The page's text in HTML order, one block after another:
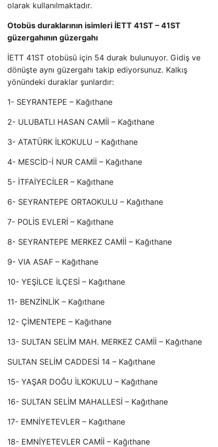
olarak kullanılmaktadır.
Otobüs duraklarının isimleri İETT 41ST – 41ST
güzergahının güzergahı
İETT 41ST otobüsü için 54 durak bulunuyor. Gidiş ve
dönüşte aynı güzergahı takip ediyorsunuz. Kalkış
yönündeki duraklar şunlardır:
1- SEYRANTEPE – Kağıthane
2- ULUBATLI HASAN CAMİİ – Kağıthane
3- ATATÜRK İLKOKULU – Kağıthane
4- MESCİD-İ NUR CAMİİ – Kağıthane
5- İTFAİYECİLER – Kağıthane
6- SEYRANTEPE ORTAOKULU – Kağıthane
7- POLİS EVLERİ – Kağıthane
8- SEYRANTEPE MERKEZ CAMİİ – Kağıthane
9- VIA ASAF – Kağıthane
10- YEŞİLCE İLÇESİ – Kağıthane
11- BENZİNLİK – Kağıthane
12- ÇİMENTEPE – Kağıthane
13- SULTAN SELİM MAH. MERKEZ CAMİİ – Kağıthane
SULTAN SELİM CADDESİ 14 – Kağıthane
15- YAŞAR DOĞU İLKOKULU – Kağıthane
16- SULTAN SELİM MAHALLESİ – Kağıthane
17- EMNİYETEVLER – Kağıthane
18- EMNİYETEVLER CAMİİ – Kağıthane